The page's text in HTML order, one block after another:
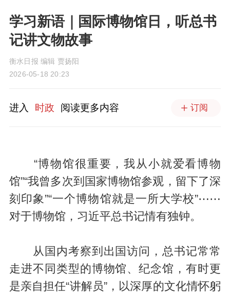
学习新语｜国际博物馆日，听总书
记讲文物故事
衡水日报 编辑 贾扬阳
2026-05-18 20:23
进入 时政 阅读更多内容 订阅
“博物馆很重要，我从小就爱看博物
馆”“我曾多次到国家博物馆参观，留下了深
刻印象”“一个博物馆就是一所大学校”⋯⋯
对于博物馆，习近平总书记情有独钟。
从国内考察到出国访问，总书记常常
走进不同类型的博物馆、纪念馆，有时更
是亲自担任“讲解员”，以深厚的文化情怀躬